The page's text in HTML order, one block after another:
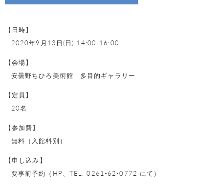
【日時】
2020年9月13日(日) 14:00-16:00
【会場】
安曇野ちひろ美術館 多目的ギャラリー
【定員】
20名
【参加費】
無料（入館料別）
【申し込み】
要事前予約（HP、TEL. 0261-62-0772 にて）